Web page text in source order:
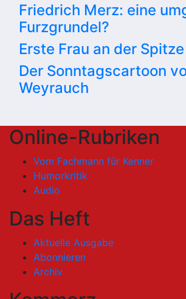
Friedrich Merz: eine
Furzgrundel?
Erste Frau an der
Der Sonntagscartoon
Weyrauch
Online-Rubriken
Vom Fachmann für Kenner
Humorkritik
Audio
Das Heft
Aktuelle Ausgabe
Abonnieren
Archiv